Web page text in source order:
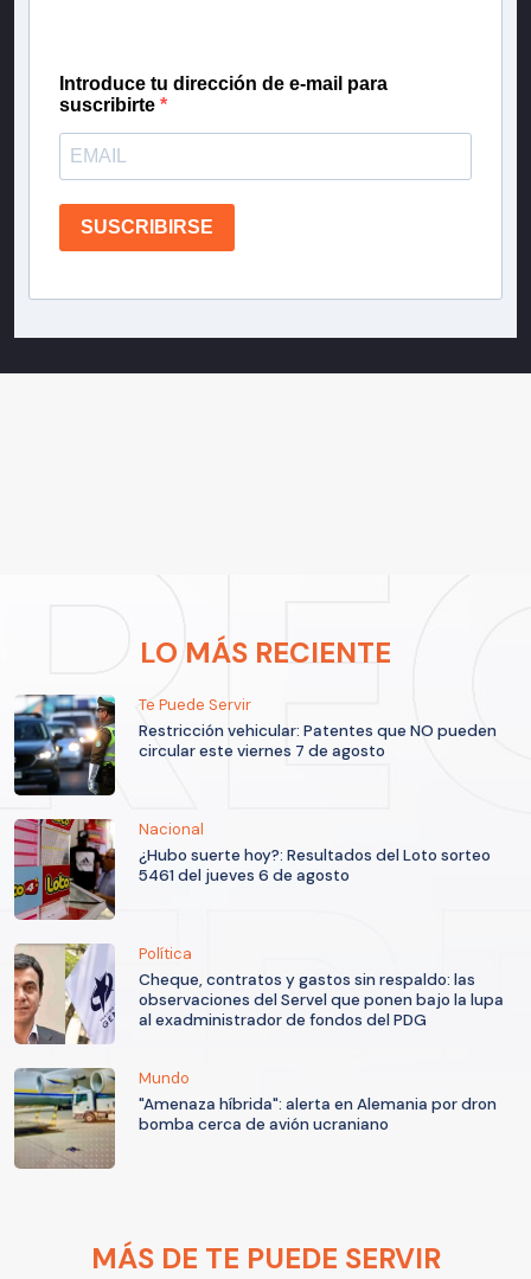
Introduce tu dirección de e-mail para
suscribirte
SUSCRIBIRSE
LO MÁS RECIENTE
Te Puede Servir
Restricción vehicular: Patentes que NO pueden
circular este viernes 7 de agosto
Nacional
¿Hubo suerte hoy?: Resultados del Loto sorteo
5461 del jueves 6 de agosto
Política
Cheque, contratos y gastos sin respaldo: las
observaciones del Servel que ponen bajo la lupa
al exadministrador de fondos del PDG
Mundo
"Amenaza híbrida": alerta en Alemania por dron
bomba cerca de avión ucraniano
MÁS DE TE PUEDE SERVIR